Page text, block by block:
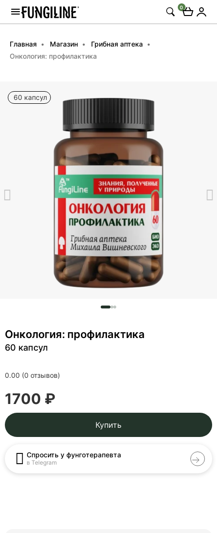
0
Главная Магазин
Грибная аптека
Онкология: профилактика
60 капсул
0.00 (0 отзывов)
Онкология: профилактика
60 капсул
1700 ₽
Купить
Спросить у фунготерапевта
в Telegram